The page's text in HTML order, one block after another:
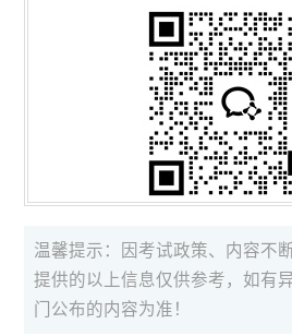
温馨提示：因考试政策、内容不
提供的以上信息仅供参考，如有
门公布的内容为准！